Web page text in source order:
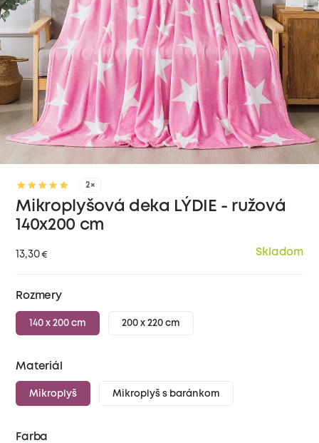
2×
Mikroplyšová deka LÝDIE - ružová
140x200 cm
13,30€ Skladom
Rozmery
140 x 200 cm 200 x 220 cm
Materiál
Mikroplyš Mikroplyš s baránkom
Farba